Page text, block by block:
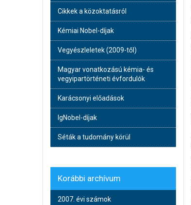
Cikkek a közoktatásról
Kémiai Nobel-díjak
Vegyészleletek (2009-től)
Magyar vonatkozású kémia- és
vegyipartörténeti évfordulók
Karácsonyi előadások
IgNobel-díjak
Séták a tudomány körül
Korábbi archívum
2007. évi számok